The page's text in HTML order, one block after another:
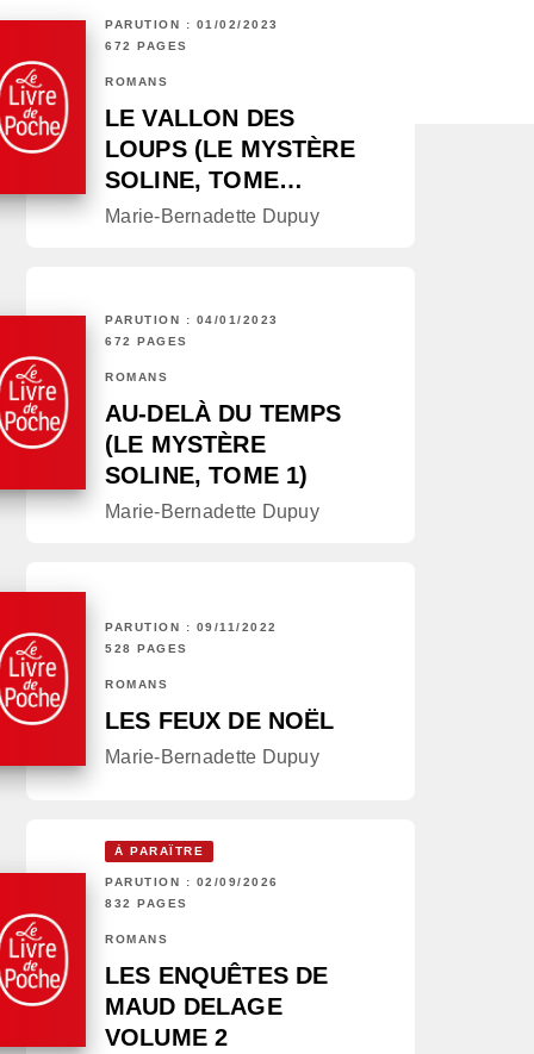
PARUTION : 01/02/2023
672 PAGES
ROMANS
LE VALLON DES
LOUPS (LE MYSTÈRE
SOLINE, TOME…
Marie-Bernadette Dupuy
PARUTION : 04/01/2023
672 PAGES
ROMANS
AU-DELÀ DU TEMPS
(LE MYSTÈRE
SOLINE, TOME 1)
Marie-Bernadette Dupuy
PARUTION : 09/11/2022
528 PAGES
ROMANS
LES FEUX DE NOËL
Marie-Bernadette Dupuy
À PARAÎTRE
PARUTION : 02/09/2026
832 PAGES
ROMANS
LES ENQUÊTES DE
MAUD DELAGE
VOLUME 2